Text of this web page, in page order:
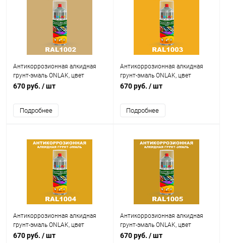
Антикоррозионная алкидная
грунт-эмаль ONLAK, цвет
RAL1002, спрей 520мл
670 руб. / шт
Подробнее
Антикоррозионная алкидная
грунт-эмаль ONLAK, цвет
RAL1003, спрей 520мл
670 руб. / шт
Подробнее
Антикоррозионная алкидная
грунт-эмаль ONLAK, цвет
RAL1004, спрей 520мл
670 руб. / шт
Антикоррозионная алкидная
грунт-эмаль ONLAK, цвет
RAL1005, спрей 520мл
670 руб. / шт